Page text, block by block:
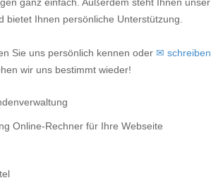
bietet Ihnen persönliche Unterstützung.
Sie uns persönlich kennen oder ✉ schreiben
wir uns bestimmt wieder!
Online-Rechner für Ihre Webseite